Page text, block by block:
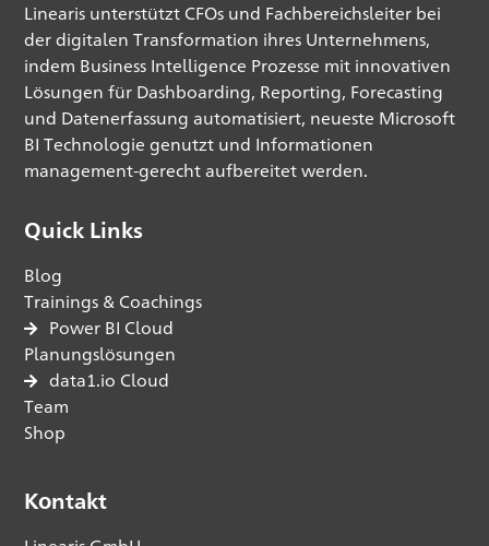
Linearis unterstützt CFOs und Fachbereichsleiter bei
der digitalen Transformation ihres Unternehmens,
indem Business Intelligence Prozesse mit innovativen
Lösungen für Dashboarding, Reporting, Forecasting
und Datenerfassung automatisiert, neueste Microsoft
BI Technologie genutzt und Informationen
management-gerecht aufbereitet werden.
Quick Links
Blog
Trainings & Coachings
Power BI Cloud
Planungslösungen
data1.io Cloud
Team
Shop
Kontakt